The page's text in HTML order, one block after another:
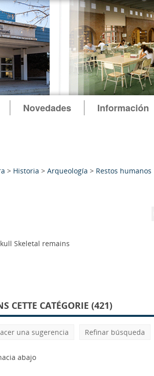
Novedades Información
> Historia > Arqueología > Restos humanos
Skeletal remains
CETTE CATÉGORIE (421)
una sugerencia Refinar búsqueda
abajo